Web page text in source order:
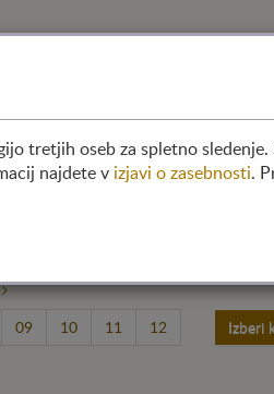
09 10 11 12 Izberi
tretjih oseb za spletno sledenje.
najdete v izjavi o zasebnosti.